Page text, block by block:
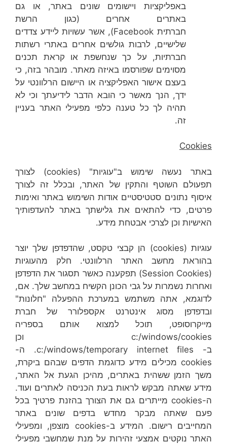
באפליקציות ויישומים שונים באתר, או גם
באתרים אחרים (כגון הרשת
חברתית Facebook), אשר עשויות ליידע צדדים
שלישיים, לרבות גולשים אחרים באתרי רשתות
חברתיות, על כך שנחשפת או קראת תכנים
מסוימים שפורסמו באיזה מאתר. מובהר בזה, כי
בעצם אישור האפליקציה או היישום הרלוונטי על
ידך, הנך מאשר כי הובא הדבר לידיעתך וכי לא
תהיה לך כל טענה כלפי מפעילי האתר בעניין
זה.
Cookies
באתר נעשה שימוש ב"עוגיות" (cookies) לצורך
תפעולם השוטף והתקין של האתר, ובכלל זה לצורך
איסוף נתונים סטטיסטיים אודות השימוש באתר ואימות
פרטים, כדי להתאים את גלישתך באתר להעדפותיך
האישיות וכן לצרכי אבטחת מידע.
עוגיות (cookies) הן קבצי טקסט, שהדפדפן שלך יוצר
בהוראת מחשב האתר הרלוונטי. חלק מהעוגיות
(Session Cookies) תפקענה כאשר תסגור את הדפדפן
ואחרות נשמרות על גבי הכונן הקשיח במחשב שלך. אם,
לדוגמא, אתה משתמש במערכת ההפעלה "חלונות"
ובדפדפן מסוג אינטרנט אקספלורר של חברת
מייקרוסופט, תוכל למצוא אותם בספריה
c:/windows/cookies וכן
ב- c:/windows/temporary internet files. ה-
cookies מכילים מידע כדוגמת הדפים שבהם ביקרת,
משך הזמן ששהית באתרים, מהיכן הגעת אל האתר,
מידע שאתה מבקש לראות בעת הכניסה לאתרים ועוד.
ה-cookies מייתרים גם את הצורך בהזנת פרטיך בכל
פעם שאתה מבקר מחדש בדפים שונים באתר
המחייבים רישום. המידע ב-cookies מוצפן, ומפעילי
האתר נוקטים אמצעי זהירות על מנת שמחשבי מפעילי